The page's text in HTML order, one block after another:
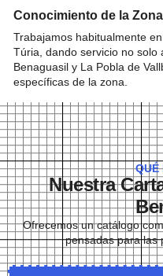
Conocimiento de la Zona
Trabajamos habitualmente
Túria, dando servicio no solo
Benaguasil y La Pobla de
específicas de la zona.
QUÉ
Nuestra
Ofrecemos un catálogo
pensadas para las